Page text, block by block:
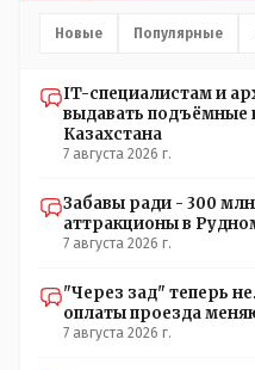
установлены
противоречие. Вы
Новые Популярные
IT-специалистам и
выдавать подъёмные
Казахстана
7 августа 2026 г.
Забавы ради - 300
аттракционы в
7 августа 2026 г.
"Через зад" теперь
оплаты проезда
7 августа 2026 г.